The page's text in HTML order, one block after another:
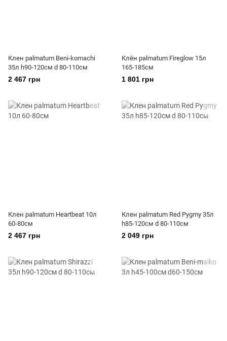
Клен palmatum Beni-komachi
35л h90-120см d 80-110см
2 467 грн
Клён palmatum Fireglow 15л
165-185см
1 801 грн
Клен palmatum Heartbeat 10л
60-80см
2 467 грн
Клен palmatum Red Pygmy 35л
h85-120см d 80-110см
2 049 грн